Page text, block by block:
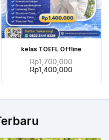
TAMBAH KE KERANJANG
kelas TOEFL Offline
Rp1,700,000
Rp1,400,000